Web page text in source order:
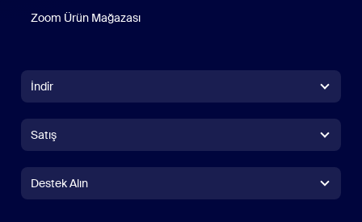
Zoom Ürün Mağazası
İndir
Zoom Rooms UygulamasıZoom Rooms Uygulaması
Zoom Rooms Denetleyicisi
Satış
Satış Birimine Ulaşın
Destek Alın
Destek Alın